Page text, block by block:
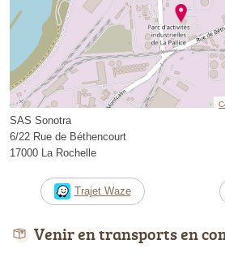
SAS Sonotra
6/22 Rue de Béthencourt
17000 La Rochelle
Trajet Waze
Venir en transports en